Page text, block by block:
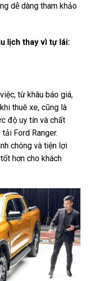
dễ dàng tham khảo
lịch thay vì tự lái:
từ khâu báo giá,
thuê xe, cũng là
độ uy tín và chất
Ford Ranger.
chóng và tiện lợi
hơn cho khách